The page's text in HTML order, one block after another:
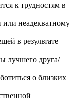
к трудностям в
неадекватному
в результате
лучшего друга/
о близких